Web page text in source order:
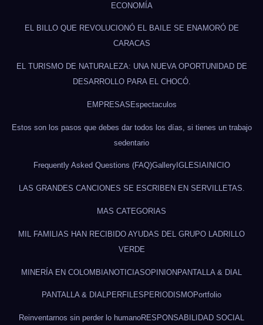
ECONOMÍA
EL BILLO QUE REVOLUCIONÓ EL BAILE SE ENAMORÓ DE
CARACAS
EL TURISMO DE NATURALEZA: UNA NUEVA OPORTUNIDAD DE
DESARROLLO PARA EL CHOCÓ.
EMPRESAS Espectaculos
Estos son los pasos que debes dar todos los días, si tienes un trabajo
sedentario
Frequently Asked Questions (FAQ)GalleryIGLESIAINICIO
LAS GRANDES CANCIONES SE ESCRIBEN EN SERVILLETAS.
MAS CATEGORIAS
MIL FAMILIAS HAN RECIBIDO AYUDAS DEL GRUPO LADRILLO
VERDE
MINERÍA EN COLOMBIANOTICIASOPINIONPANTALLA & DIAL
PANTALLA & DIALPERFILES PERIODISMOPortfolio
Reinventarnos sin perder lo humanoRESPONSABILIDAD SOCIAL